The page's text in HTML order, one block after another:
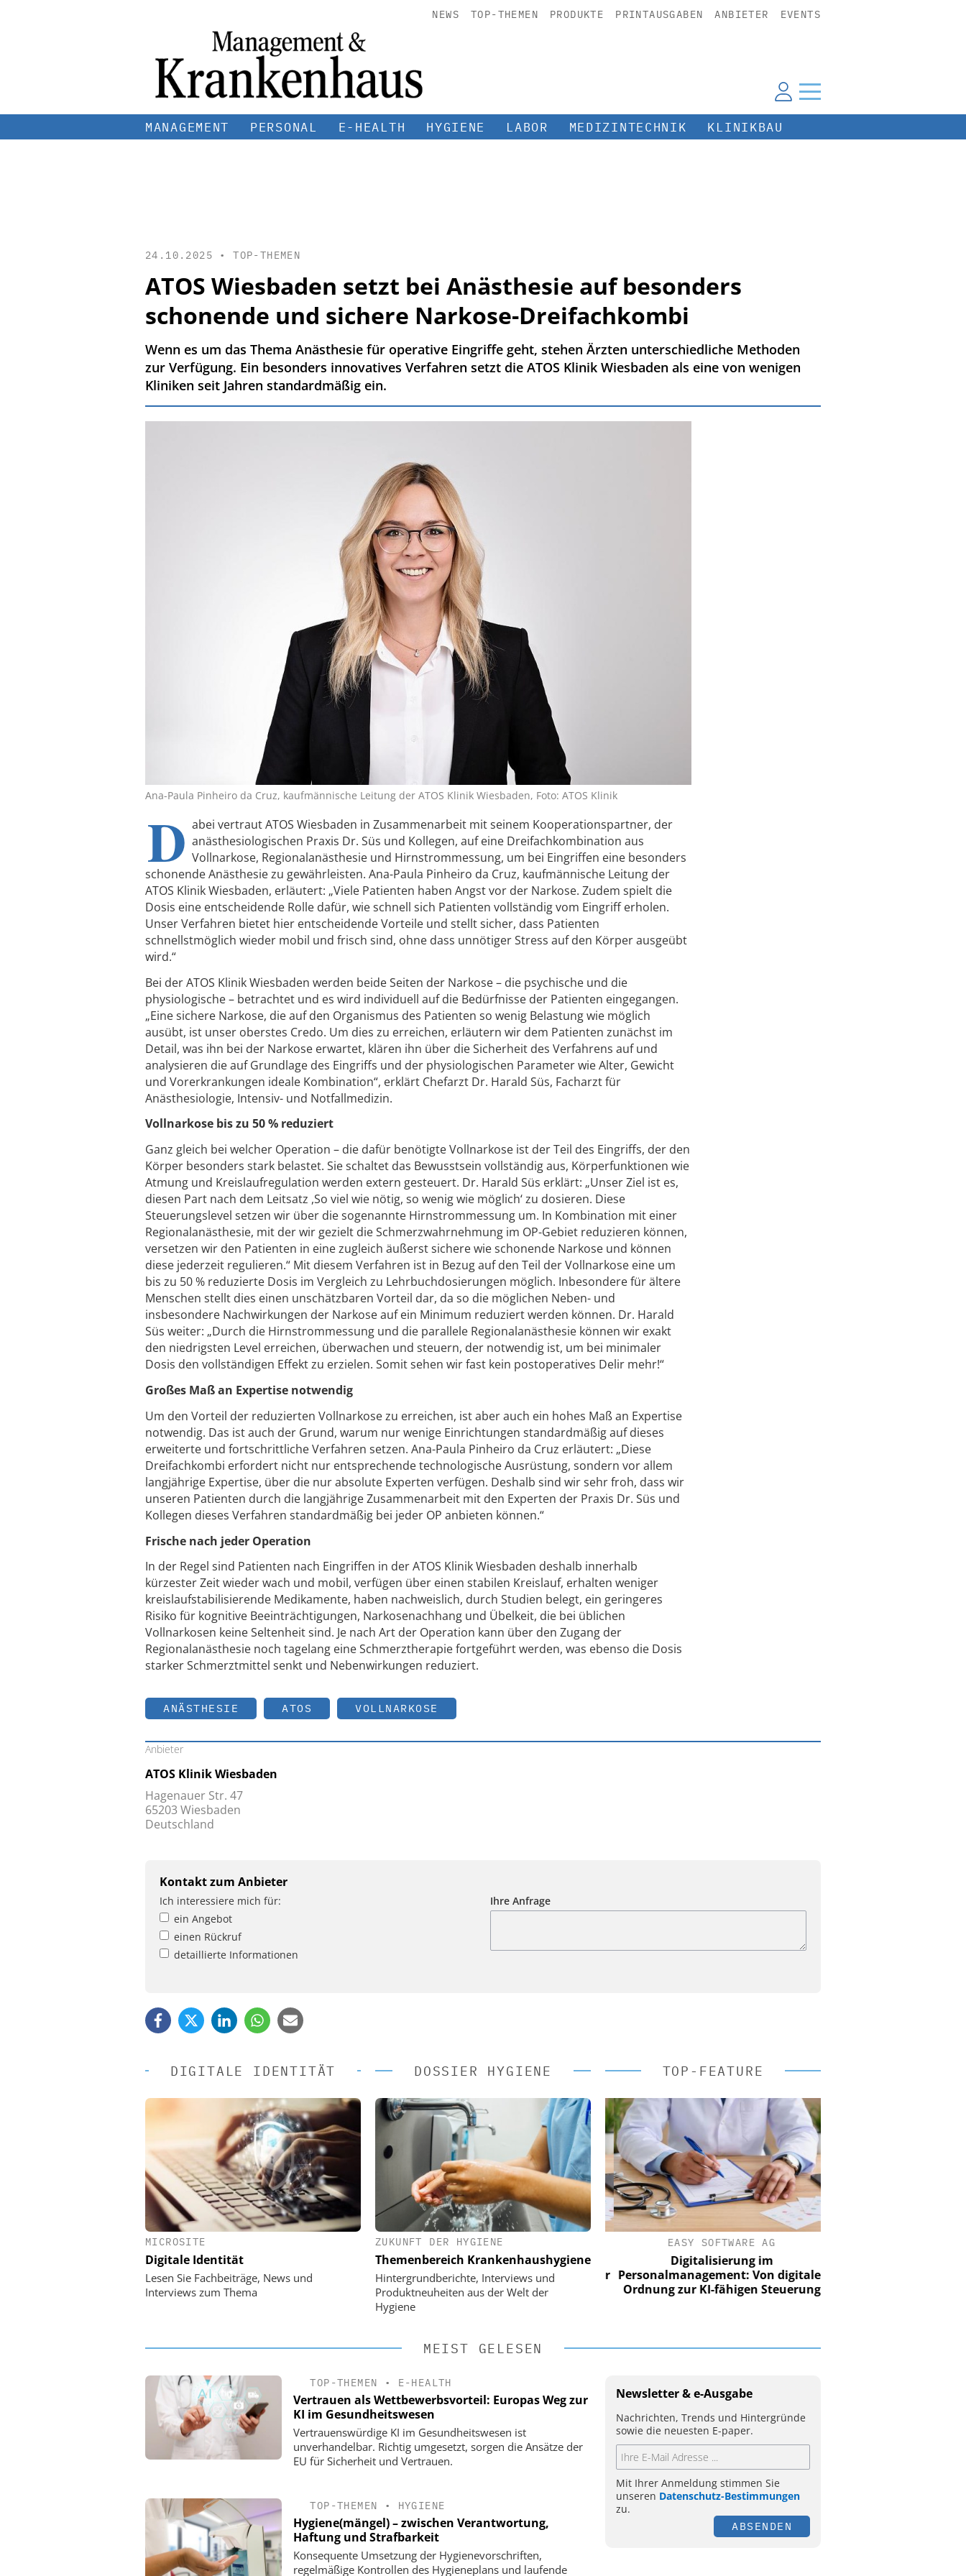
NEWS TOP-THEMEN PRODUKTE PRINTAUSGABEN ANBIETER EVENTS
MANAGEMENT PERSONAL E-HEALTH HYGIENE LABOR MEDIZINTECHNIK KLINIKBAU
24.10.2025 •TOP-THEMEN
ATOS Wiesbaden setzt bei Anästhesie auf besonders
schonende und sichere Narkose-Dreifachkombi
Wenn es um das Thema Anästhesie für operative Eingriffe geht, stehen Ärzten unterschiedliche Methoden
zur Verfügung. Ein besonders innovatives Verfahren setzt die ATOS Klinik Wiesbaden als eine von wenigen
Kliniken seit Jahren standardmäßig ein.
Ana-Paula Pinheiro da Cruz, kaufmännische Leitung der ATOS Klinik Wiesbaden, Foto: ATOS Klinik
D abei vertraut ATOS Wiesbaden in Zusammenarbeit mit seinem Kooperationspartner, der
anästhesiologischen Praxis Dr. Süs und Kollegen, auf eine Dreifachkombination aus
Vollnarkose, Regionalanästhesie und Hirnstrommessung, um bei Eingriffen eine besonders
schonende Anästhesie zu gewährleisten. Ana-Paula Pinheiro da Cruz, kaufmännische Leitung der
ATOS Klinik Wiesbaden, erläutert: „Viele Patienten haben Angst vor der Narkose. Zudem spielt die
Dosis eine entscheidende Rolle dafür, wie schnell sich Patienten vollständig vom Eingriff erholen.
Unser Verfahren bietet hier entscheidende Vorteile und stellt sicher, dass Patienten
schnellstmöglich wieder mobil und frisch sind, ohne dass unnötiger Stress auf den Körper ausgeübt
wird.“
Bei der ATOS Klinik Wiesbaden werden beide Seiten der Narkose – die psychische und die
physiologische – betrachtet und es wird individuell auf die Bedürfnisse der Patienten eingegangen.
„Eine sichere Narkose, die auf den Organismus des Patienten so wenig Belastung wie möglich
ausübt, ist unser oberstes Credo. Um dies zu erreichen, erläutern wir dem Patienten zunächst im
Detail, was ihn bei der Narkose erwartet, klären ihn über die Sicherheit des Verfahrens auf und
analysieren die auf Grundlage des Eingriffs und der physiologischen Parameter wie Alter, Gewicht
und Vorerkrankungen ideale Kombination“, erklärt Chefarzt Dr. Harald Süs, Facharzt für
Anästhesiologie, Intensiv- und Notfallmedizin.
Vollnarkose bis zu 50 % reduziert
Ganz gleich bei welcher Operation – die dafür benötigte Vollnarkose ist der Teil des Eingriffs, der den
Körper besonders stark belastet. Sie schaltet das Bewusstsein vollständig aus, Körperfunktionen wie
Atmung und Kreislaufregulation werden extern gesteuert. Dr. Harald Süs erklärt: „Unser Ziel ist es,
diesen Part nach dem Leitsatz ,So viel wie nötig, so wenig wie möglich‘ zu dosieren. Diese
Steuerungslevel setzen wir über die sogenannte Hirnstrommessung um. In Kombination mit einer
Regionalanästhesie, mit der wir gezielt die Schmerzwahrnehmung im OP-Gebiet reduzieren können,
versetzen wir den Patienten in eine zugleich äußerst sichere wie schonende Narkose und können
diese jederzeit regulieren.“ Mit diesem Verfahren ist in Bezug auf den Teil der Vollnarkose eine um
bis zu 50 % reduzierte Dosis im Vergleich zu Lehrbuchdosierungen möglich. Inbesondere für ältere
Menschen stellt dies einen unschätzbaren Vorteil dar, da so die möglichen Neben- und
insbesondere Nachwirkungen der Narkose auf ein Minimum reduziert werden können. Dr. Harald
Süs weiter: „Durch die Hirnstrommessung und die parallele Regionalanästhesie können wir exakt
den niedrigsten Level erreichen, überwachen und steuern, der notwendig ist, um bei minimaler
Dosis den vollständigen Effekt zu erzielen. Somit sehen wir fast kein postoperatives Delir mehr!“
Großes Maß an Expertise notwendig
Um den Vorteil der reduzierten Vollnarkose zu erreichen, ist aber auch ein hohes Maß an Expertise
notwendig. Das ist auch der Grund, warum nur wenige Einrichtungen standardmäßig auf dieses
erweiterte und fortschrittliche Verfahren setzen. Ana-Paula Pinheiro da Cruz erläutert: „Diese
Dreifachkombi erfordert nicht nur entsprechende technologische Ausrüstung, sondern vor allem
langjährige Expertise, über die nur absolute Experten verfügen. Deshalb sind wir sehr froh, dass wir
unseren Patienten durch die langjährige Zusammenarbeit mit den Experten der Praxis Dr. Süs und
Kollegen dieses Verfahren standardmäßig bei jeder OP anbieten können.“
Frische nach jeder Operation
In der Regel sind Patienten nach Eingriffen in der ATOS Klinik Wiesbaden deshalb innerhalb
kürzester Zeit wieder wach und mobil, verfügen über einen stabilen Kreislauf, erhalten weniger
kreislaufstabilisierende Medikamente, haben nachweislich, durch Studien belegt, ein geringeres
Risiko für kognitive Beeinträchtigungen, Narkosenachhang und Übelkeit, die bei üblichen
Vollnarkosen keine Seltenheit sind. Je nach Art der Operation kann über den Zugang der
Regionalanästhesie noch tagelang eine Schmerztherapie fortgeführt werden, was ebenso die Dosis
starker Schmerztmittel senkt und Nebenwirkungen reduziert.
ANÄSTHESIE ATOS VOLLNARKOSE
Anbieter
ATOS Klinik Wiesbaden
Hagenauer Str. 47
65203 Wiesbaden
Deutschland
Kontakt zum Anbieter
Ich interessiere mich für:
ein Angebot
einen Rückruf
detaillierte Informationen
Ihre Anfrage
DIGITALE IDENTITÄT
MICROSITE
Digitale Identität
Lesen Sie Fachbeiträge, News und
Interviews zum Thema
DOSSIER HYGIENE
ZUKUNFT DER HYGIENE
Themenbereich Krankenhaushygiene
Hintergrundberichte, Interviews und
Produktneuheiten aus der Welt der
Hygiene
TOP-FEATURE
Digitalisierung im
Personalmanagement: Von digitaler
Ordnung zur KI-fähigen Steuerung
EASY SOFTWARE AG
Digitalisierung im
Personalmanagement: Von digitaler
Ordnung zur KI-fähigen Steuerung
EASY SOFTWARE AG
Digitalisierung im
Personalmanagement: Von digitaler
Ordnung zur KI-fähigen Steuerung
MEIST GELESEN
TOP-THEMEN • E-HEALTH
Vertrauen als Wettbewerbsvorteil: Europas Weg zur
KI im Gesundheitswesen
Vertrauenswürdige KI im Gesundheitswesen ist
unverhandelbar. Richtig umgesetzt, sorgen die Ansätze der
EU für Sicherheit und Vertrauen.
TOP-THEMEN • HYGIENE
Hygiene(mängel) – zwischen Verantwortung,
Haftung und Strafbarkeit
Konsequente Umsetzung der Hygienevorschriften,
regelmäßige Kontrollen des Hygieneplans und laufende
Newsletter & e-Ausgabe
Nachrichten, Trends und Hintergründe
sowie die neuesten E-paper.
Mit Ihrer Anmeldung stimmen Sie
unseren Datenschutz-Bestimmungen
zu.
ABSENDEN